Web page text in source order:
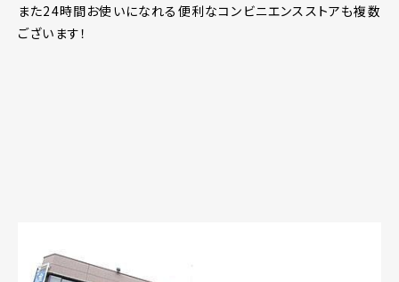
また24時間お使いになれる便利なコンビニエンスストアも複数
ございます！